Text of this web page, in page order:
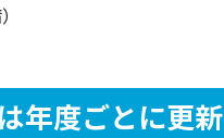
年度ごとに更新